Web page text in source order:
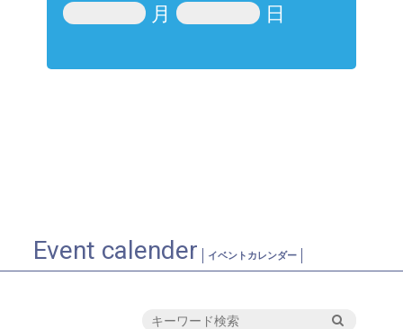
月
日
Event calender イベントカレンダー